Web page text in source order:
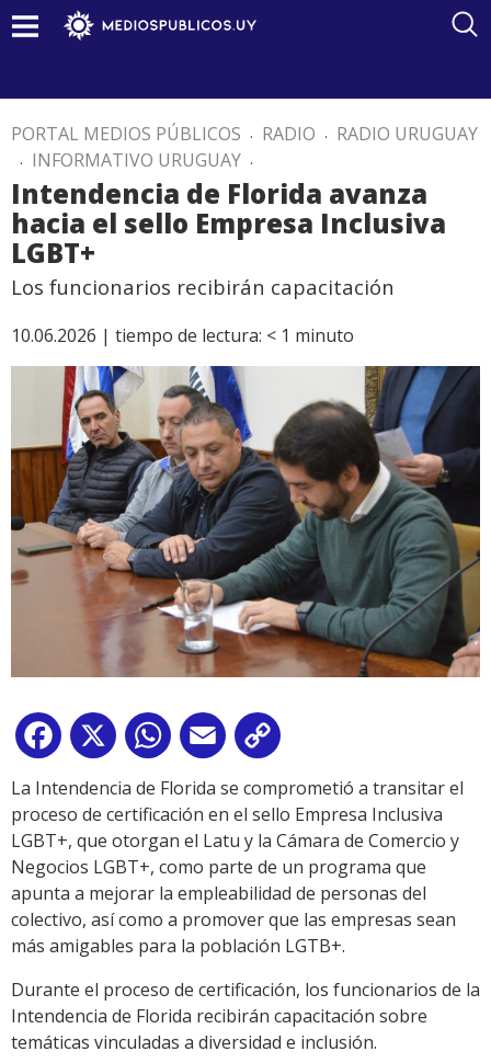
PORTAL MEDIOS PÚBLICOS . RADIO . RADIO URUGUAY
. INFORMATIVO URUGUAY .
Intendencia de Florida avanza
hacia el sello Empresa Inclusiva
LGBT+
Los funcionarios recibirán capacitación
10.06.2026 | tiempo de lectura: < 1 minuto
Facebook
X WhatsApp
Email
Link
La Intendencia de Florida se comprometió a transitar el
proceso de certificación en el sello Empresa Inclusiva
LGBT+, que otorgan el Latu y la Cámara de Comercio y
Negocios LGBT+, como parte de un programa que
apunta a mejorar la empleabilidad de personas del
colectivo, así como a promover que las empresas sean
más amigables para la población LGTB+.
Durante el proceso de certificación, los funcionarios de la
Intendencia de Florida recibirán capacitación sobre
temáticas vinculadas a diversidad e inclusión.